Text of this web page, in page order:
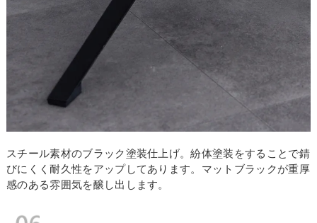
スチール素材のブラック塗装仕上げ。紛体塗装をすることで錆
びにくく耐久性をアップしてあります。マットブラックが重厚
感のある雰囲気を醸し出します。